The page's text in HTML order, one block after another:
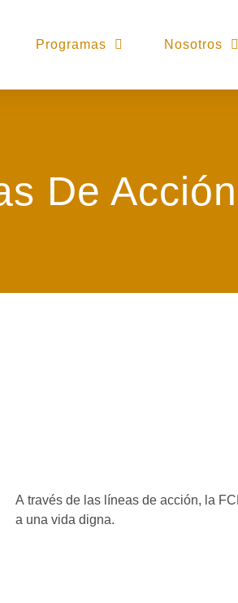
Programas Nosotros
De Acción
A través de las líneas de acción, la
a una vida digna.